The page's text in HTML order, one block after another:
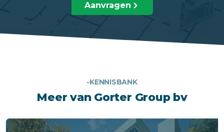
Aanvragen
-KENNISBANK
Meer van Gorter Group bv